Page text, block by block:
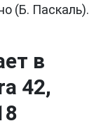
(Б. Паскаль).
в
42,